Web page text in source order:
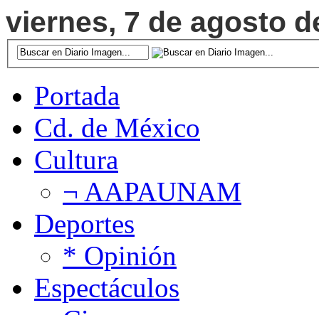
viernes, 7 de agosto
Portada
Cd. de México
Cultura
¬ AAPAUNAM
Deportes
* Opinión
Espectáculos